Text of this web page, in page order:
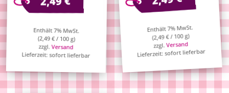
Enthält 7% MwSt.
(2,49€/ 100 g)
zzgl.Versand
Lieferzeit: sofort lieferbar
Enthält 7% MwSt.
(2,49€/ 100 g)
zzgl.Versand
Lieferzeit: sofort lieferbar